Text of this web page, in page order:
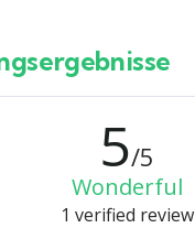
5/5
Wonderful
1 verified review